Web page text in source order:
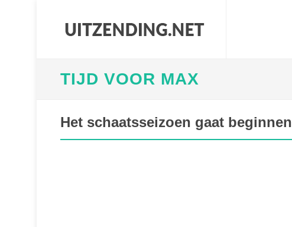
TIJD VOOR MAX
Het schaatsseizoen gaat beginnen